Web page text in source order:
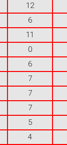
12
6
11
0
6
7
7
7
5
4